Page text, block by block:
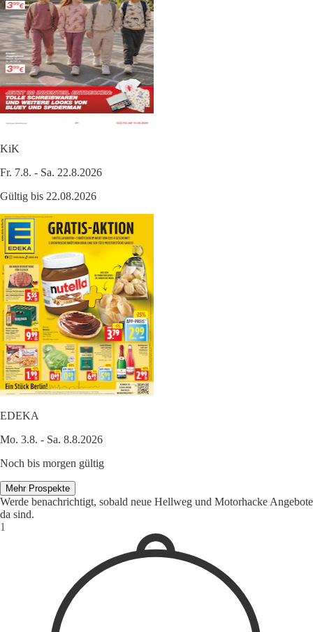
KiK
Fr. 7.8. - Sa. 22.8.2026
Gültig bis 22.08.2026
EDEKA
Mo. 3.8. - Sa. 8.8.2026
Noch bis morgen gültig
Mehr Prospekte
Werde benachrichtigt, sobald neue Hellweg und Motorhacke Angebote
da sind.